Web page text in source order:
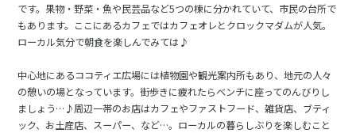
です。果物・野菜・魚や民芸品など5つの棟に分かれていて、市民の台所で
もあります。ここにあるカフェではカフェオレとクロックマダムが人気。
ローカル気分で朝食を楽しんでみては♪
中心地にあるココティエ広場には植物園や観光案内所もあり、地元の人々
の憩いの場となっています。街歩きに疲れたらベンチに座ってのんびりし
ましょう…♪周辺一帯のお店はカフェやファストフード、雑貨店、ブティ
ック、お土産店、スーパー、など…。ローカルの暮らしぶりを楽しむこと